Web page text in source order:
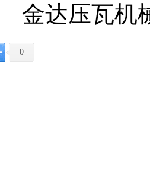
金达压瓦机
0